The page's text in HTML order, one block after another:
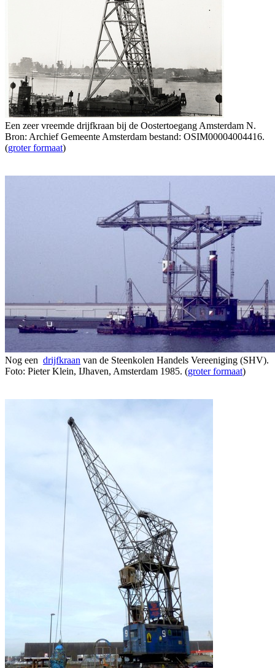
Een zeer vreemde drijfkraan bij de Oostertoegang Amsterdam N.
Bron: Archief Gemeente Amsterdam bestand: OSIM00004004416.
(groter formaat)
Nog een drijfkraan van de Steenkolen Handels Vereeniging (SHV).
Foto: Pieter Klein, IJhaven, Amsterdam 1985. (groter formaat)